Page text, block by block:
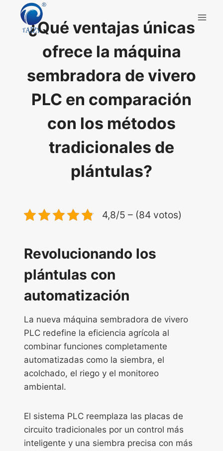
Saltar
contenido¿Qué ventajas únicas
ofrece la máquina
sembradora de vivero
PLC en comparación
con los métodos
tradicionales de
plántulas?
4,8/5 – (84 votos)
Revolucionando los
plántulas con
automatización
La nueva máquina sembradora de vivero
PLC redefine la eficiencia agrícola al
combinar funciones completamente
automatizadas como la siembra, el
acolchado, el riego y el monitoreo
ambiental.
El sistema PLC reemplaza las placas de
circuito tradicionales por un control más
inteligente y una siembra precisa con más